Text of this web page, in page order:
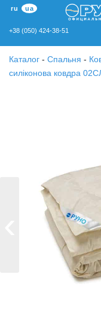
ru ua
+38 (050) 424-38-51
Каталог - Спальня -
силіконова ковдра